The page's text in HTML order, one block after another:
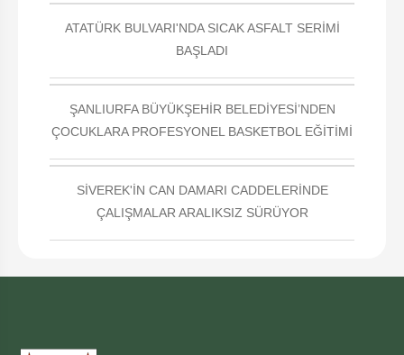
ATATÜRK BULVARI'NDA SICAK ASFALT SERİMİ
BAŞLADI
ŞANLIURFA BÜYÜKŞEHİR BELEDİYESİ’NDEN
ÇOCUKLARA PROFESYONEL BASKETBOL EĞİTİMİ
SİVEREK'İN CAN DAMARI CADDELERİNDE
ÇALIŞMALAR ARALIKSIZ SÜRÜYOR